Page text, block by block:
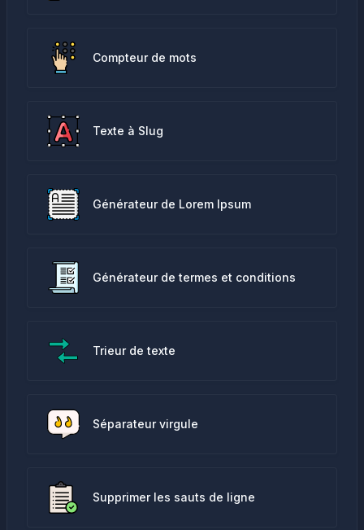
Compteur de mots
Texte à Slug
Générateur de Lorem Ipsum
Générateur de termes et conditions
Trieur de texte
Séparateur virgule
Supprimer les sauts de ligne